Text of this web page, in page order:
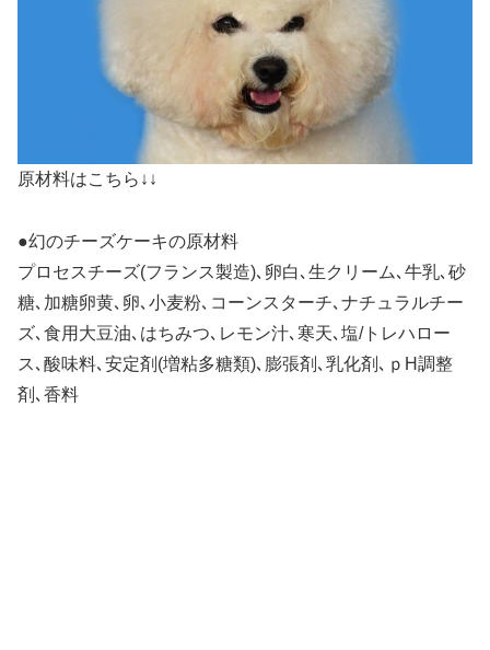
原材料はこちら↓↓
●幻のチーズケーキの原材料
プロセスチーズ(フランス製造)､卵白､生クリーム､牛乳､砂
糖､加糖卵黄､卵､小麦粉､コーンスターチ､ナチュラルチー
ズ､食用大豆油､はちみつ､レモン汁､寒天､塩/トレハロー
ス､酸味料､安定剤(増粘多糖類)､膨張剤､乳化剤､ｐH調整
剤､香料